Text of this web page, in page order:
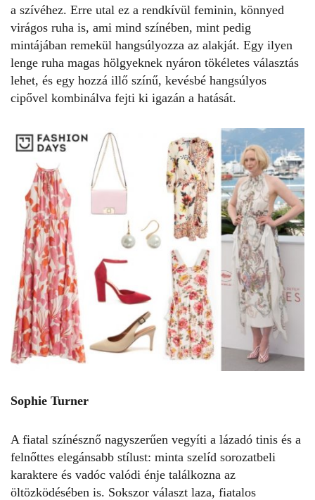
a szívéhez. Erre utal ez a rendkívül feminin, könnyed
virágos ruha is, ami mind színében, mint pedig
mintájában remekül hangsúlyozza az alakját. Egy ilyen
lenge ruha magas hölgyeknek nyáron tökéletes választás
lehet, és egy hozzá illő színű, kevésbé hangsúlyos
cipővel kombinálva fejti ki igazán a hatását.
Sophie Turner
A fiatal színésznő nagyszerűen vegyíti a lázadó tinis és a
felnőttes elegánsabb stílust: minta szelíd sorozatbeli
karaktere és vadóc valódi énje találkozna az
öltözködésében is. Sokszor választ laza, fiatalos